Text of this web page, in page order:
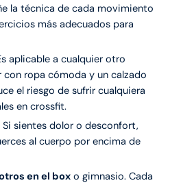
la técnica de cada movimiento
más adecuados para
aplicable a cualquier otro
ropa cómoda y un calzado
el riesgo de sufrir cualquiera
en crossfit.
Si sientes dolor o desconfort,
al cuerpo por encima de
en el box o gimnasio. Cada